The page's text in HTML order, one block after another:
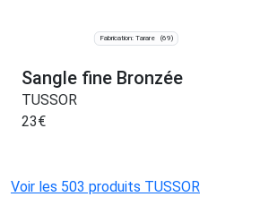
Fabrication: Tarare (69)
Sangle fine Bronzée
TUSSOR
23€
Voir les 503 produits TUSSOR